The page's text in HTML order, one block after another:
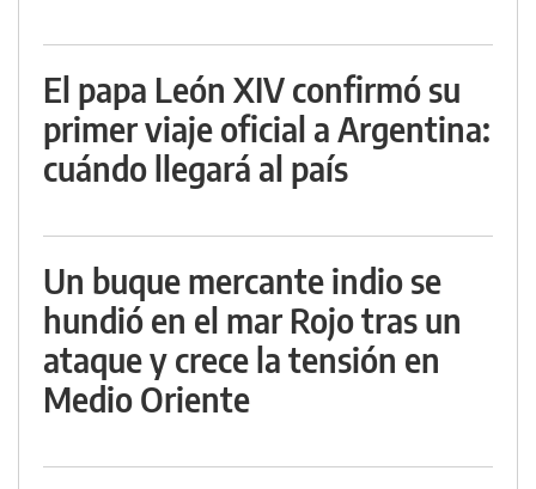
El papa León XIV confirmó su
primer viaje oficial a Argentina:
cuándo llegará al país
Un buque mercante indio se
hundió en el mar Rojo tras un
ataque y crece la tensión en
Medio Oriente